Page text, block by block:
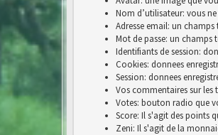
Nom d’utilisateur: vous
Adresse email: un
Mot de passe: un champs
Identifiants de session:
Cookies: donnees
Session: donnees
Vos commentaires sur
Votes: bouton radio que
Score: Il s'agit des points
Zeni: Il s'agit de la